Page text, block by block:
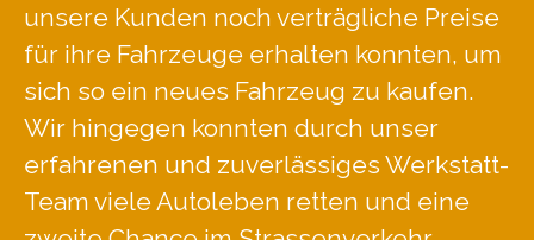
unsere Kunden noch verträgliche Preise
für ihre Fahrzeuge erhalten konnten, um
sich so ein neues Fahrzeug zu kaufen.
Wir hingegen konnten durch unser
erfahrenen und zuverlässiges Werkstatt-
Team viele Autoleben retten und eine